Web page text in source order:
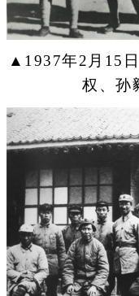
▲1937年2月15
权、孙